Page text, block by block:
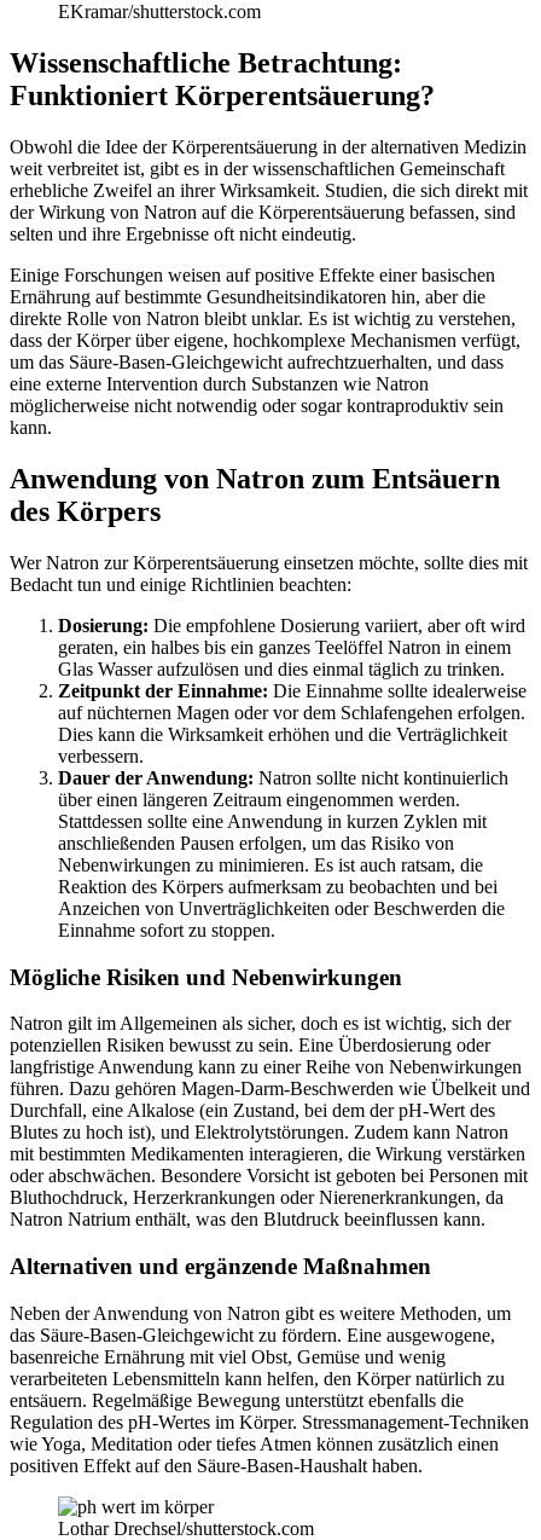
EKramar/shutterstock.com
Wissenschaftliche Betrachtung:
Funktioniert Körperentsäuerung?
Obwohl die Idee der Körperentsäuerung in der alternativen Medizin
weit verbreitet ist, gibt es in der wissenschaftlichen Gemeinschaft
erhebliche Zweifel an ihrer Wirksamkeit. Studien, die sich direkt mit
der Wirkung von Natron auf die Körperentsäuerung befassen, sind
selten und ihre Ergebnisse oft nicht eindeutig.
Einige Forschungen weisen auf positive Effekte einer basischen
Ernährung auf bestimmte Gesundheitsindikatoren hin, aber die
direkte Rolle von Natron bleibt unklar. Es ist wichtig zu verstehen,
dass der Körper über eigene, hochkomplexe Mechanismen verfügt,
um das Säure-Basen-Gleichgewicht aufrechtzuerhalten, und dass
eine externe Intervention durch Substanzen wie Natron
möglicherweise nicht notwendig oder sogar kontraproduktiv sein
kann.
Anwendung von Natron zum Entsäuern
des Körpers
Wer Natron zur Körperentsäuerung einsetzen möchte, sollte dies mit
Bedacht tun und einige Richtlinien beachten:
Dosierung: Die empfohlene Dosierung variiert, aber oft wird
geraten, ein halbes bis ein ganzes Teelöffel Natron in einem
Glas Wasser aufzulösen und dies einmal täglich zu trinken.
Zeitpunkt der Einnahme: Die Einnahme sollte idealerweise
auf nüchternen Magen oder vor dem Schlafengehen erfolgen.
Dies kann die Wirksamkeit erhöhen und die Verträglichkeit
verbessern.
Dauer der Anwendung: Natron sollte nicht kontinuierlich
über einen längeren Zeitraum eingenommen werden.
Stattdessen sollte eine Anwendung in kurzen Zyklen mit
anschließenden Pausen erfolgen, um das Risiko von
Nebenwirkungen zu minimieren. Es ist auch ratsam, die
Reaktion des Körpers aufmerksam zu beobachten und bei
Anzeichen von Unverträglichkeiten oder Beschwerden die
Einnahme sofort zu stoppen.
Mögliche Risiken und Nebenwirkungen
Natron gilt im Allgemeinen als sicher, doch es ist wichtig, sich der
potenziellen Risiken bewusst zu sein. Eine Überdosierung oder
langfristige Anwendung kann zu einer Reihe von Nebenwirkungen
führen. Dazu gehören Magen-Darm-Beschwerden wie Übelkeit und
Durchfall, eine Alkalose (ein Zustand, bei dem der pH-Wert des
Blutes zu hoch ist), und Elektrolytstörungen. Zudem kann Natron
mit bestimmten Medikamenten interagieren, die Wirkung verstärken
oder abschwächen. Besondere Vorsicht ist geboten bei Personen mit
Bluthochdruck, Herzerkrankungen oder Nierenerkrankungen, da
Natron Natrium enthält, was den Blutdruck beeinflussen kann.
Alternativen und ergänzende Maßnahmen
Neben der Anwendung von Natron gibt es weitere Methoden, um
das Säure-Basen-Gleichgewicht zu fördern. Eine ausgewogene,
basenreiche Ernährung mit viel Obst, Gemüse und wenig
verarbeiteten Lebensmitteln kann helfen, den Körper natürlich zu
entsäuern. Regelmäßige Bewegung unterstützt ebenfalls die
Regulation des pH-Wertes im Körper. Stressmanagement-Techniken
wie Yoga, Meditation oder tiefes Atmen können zusätzlich einen
positiven Effekt auf den Säure-Basen-Haushalt haben.
Lothar Drechsel/shutterstock.com